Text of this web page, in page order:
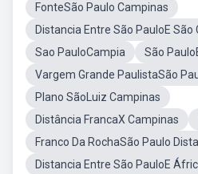
FonteSão Paulo Campinas
Distancia Entre São PauloE São
Sao PauloCampia
São
Vargem Grande PaulistaSão
Plano SãoLuiz Campinas
Distância FrancaX Campinas
Franco Da RochaSão Paulo
Distancia Entre São PauloE